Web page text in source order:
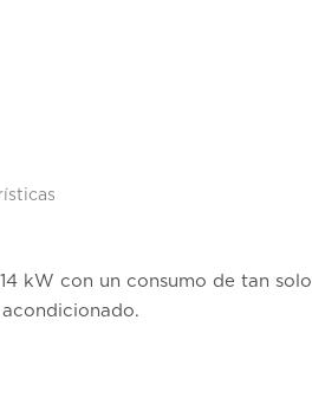
kW con un consumo de tan solo